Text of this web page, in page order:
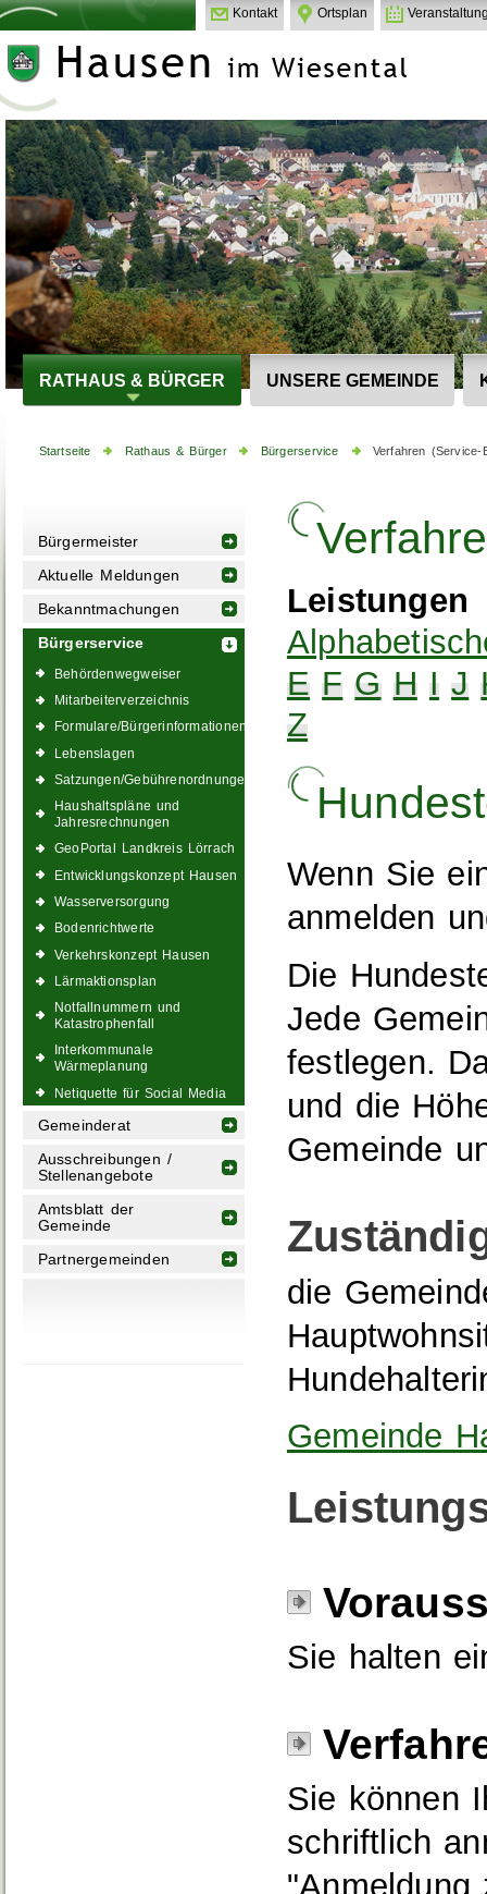
Kontakt Ortsplan
RATHAUS & BÜRGER UNSERE GEMEINDE
Startseite Rathaus & Bürger Bürgerservice Verfahren (Service-
Bürgermeister
Aktuelle Meldungen
Bekanntmachungen
Bürgerservice
Behördenwegweiser
Mitarbeiterverzeichnis
Formulare/Bürgerinformationen
Lebenslagen
Satzungen/Gebührenordnungen
Haushaltspläne und
Jahresrechnungen
GeoPortal Landkreis Lörrach
Entwicklungskonzept Hausen
Wasserversorgung
Bodenrichtwerte
Verkehrskonzept Hausen
Lärmaktionsplan
Notfallnummern und
Katastrophenfall
Interkommunale
Wärmeplanung
Netiquette für Social Media
Gemeinderat
Ausschreibungen /
Stellenangebote
Amtsblatt der
Gemeinde
Partnergemeinden
Leistungen
E F G H I J
Z
Wenn Sie
anmelden
Die
Jede
festlegen.
und die
Gemeinde
die
Gemeinde
Sie halten
Sie können
schriftlich
"Anmeldung